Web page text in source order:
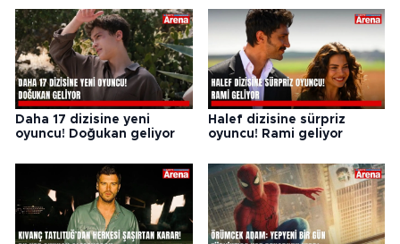
Daha 17 dizisine yeni
oyuncu! Doğukan geliyor
Halef dizisine sürpriz
oyuncu! Rami geliyor